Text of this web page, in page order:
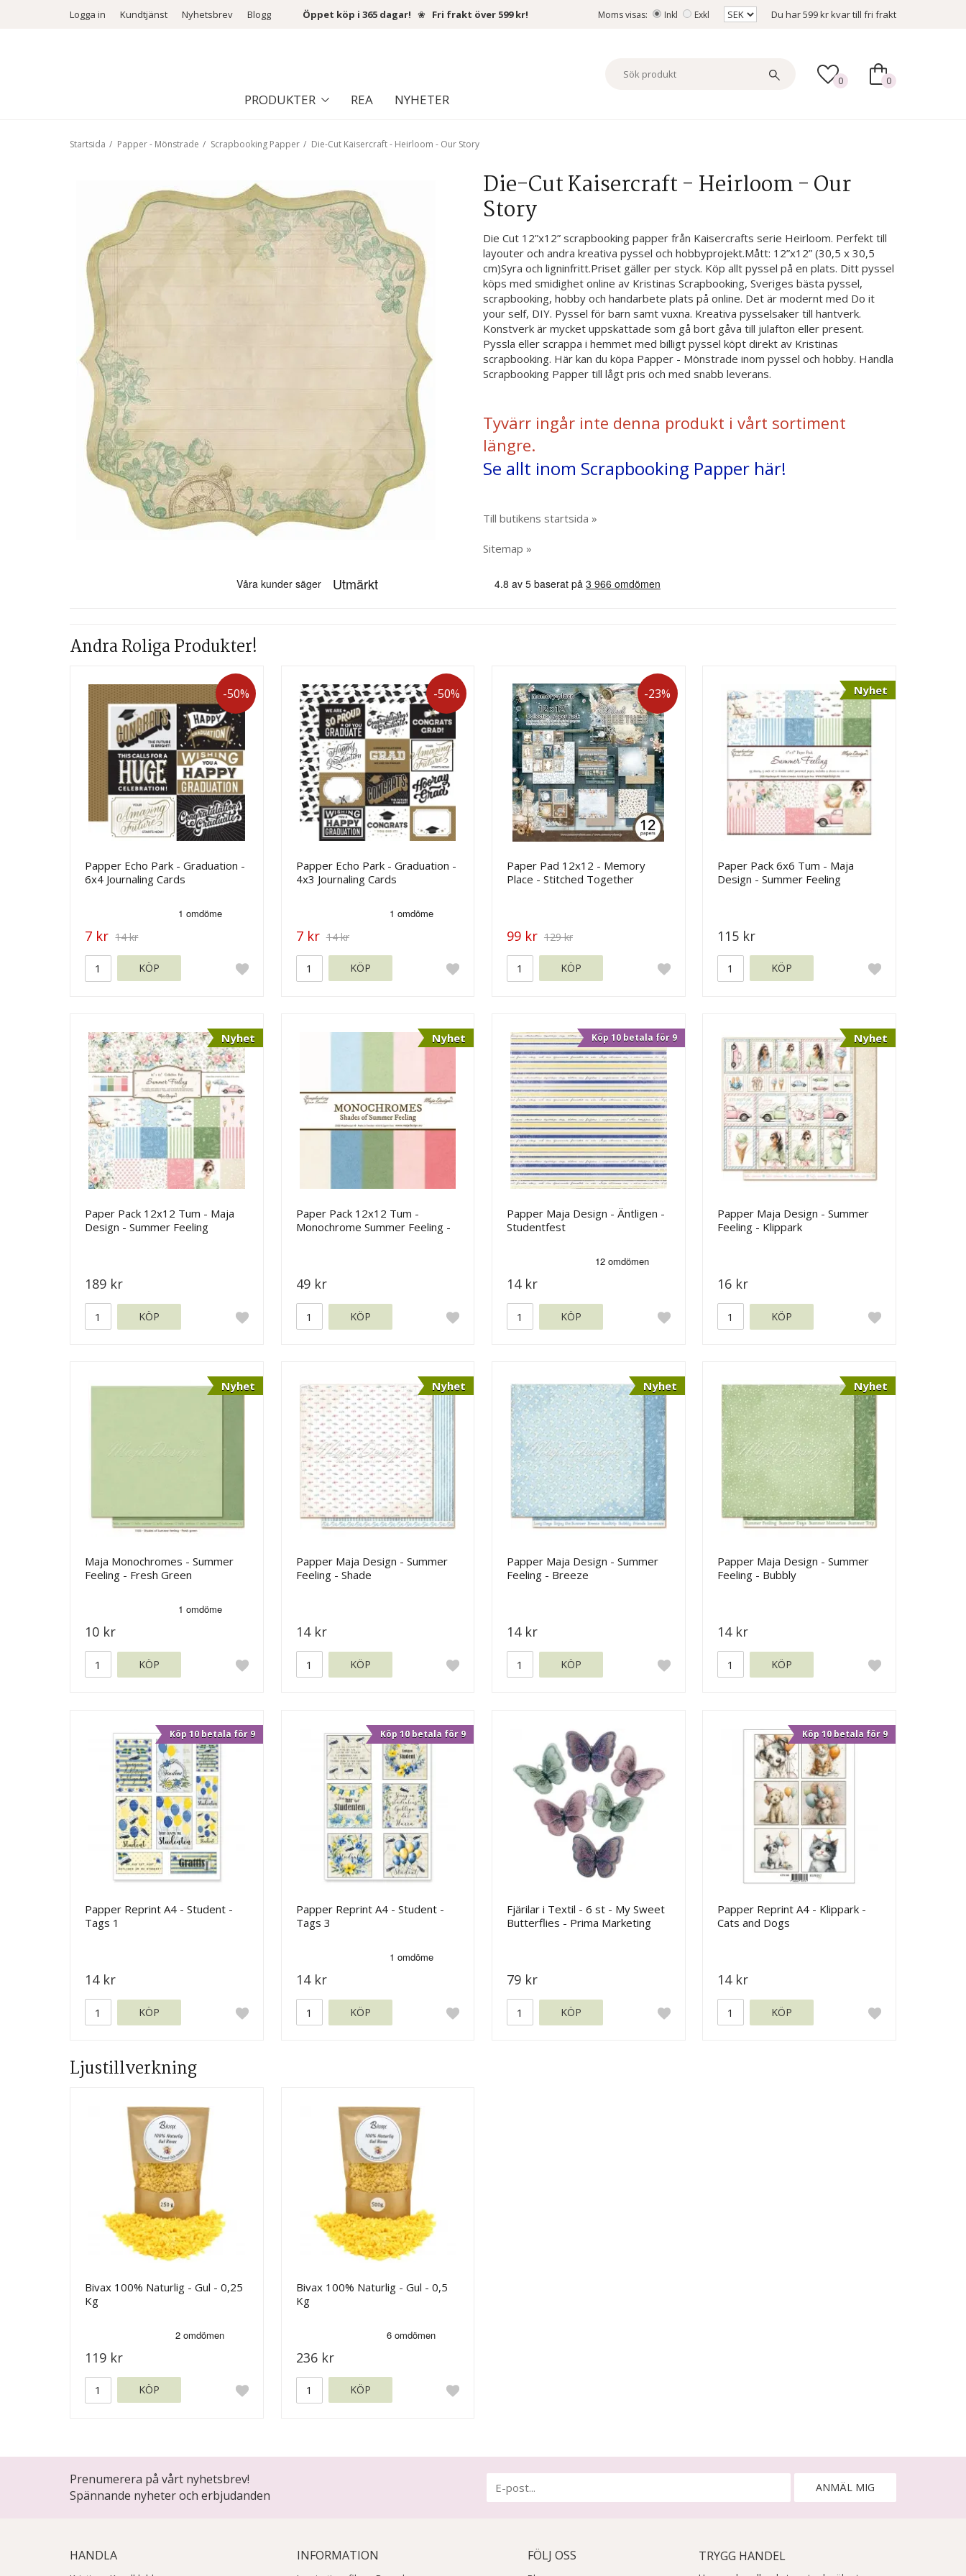
Logga in Kundtjänst Nyhetsbrev Blogg Öppet köp i 365 dagar! ❀ Fri frakt över 599 kr! Moms visas: Inkl Exkl Du har599 krkvar till fri frakt
PRODUKTER REA NYHETER
0 0
Startsida / Papper - Mönstrade / Scrapbooking Papper / Die-Cut Kaisercraft - Heirloom - Our Story
Die-Cut Kaisercraft - Heirloom - Our
Story
Die Cut 12”x12” scrapbooking papper från Kaisercrafts serie Heirloom. Perfekt till
layouter och andra kreativa pyssel och hobbyprojekt.Mått: 12”x12” (30,5 x 30,5
cm)Syra och ligninfritt.Priset gäller per styck. Köp allt pyssel på en plats. Ditt pyssel
köps med smidighet online av Kristinas Scrapbooking, Sveriges bästa pyssel,
scrapbooking, hobby och handarbete plats på online. Det är modernt med Do it
your self, DIY. Pyssel för barn samt vuxna. Kreativa pysselsaker till hantverk.
Konstverk är mycket uppskattade som gå bort gåva till julafton eller present.
Pyssla eller scrappa i hemmet med billigt pyssel köpt direkt av Kristinas
scrapbooking. Här kan du köpa Papper - Mönstrade inom pyssel och hobby. Handla
Scrapbooking Papper till lågt pris och med snabb leverans.
Tyvärr ingår inte denna produkt i vårt sortiment
längre.
Se allt inom Scrapbooking Papper här!
Till butikens startsida »
Sitemap »
Andra Roliga Produkter!
-50%
Papper Echo Park - Graduation -
6x4 Journaling Cards
7 kr 14 kr
KÖP
-50%
Papper Echo Park - Graduation -
4x3 Journaling Cards
7 kr 14 kr
KÖP
-23%
Paper Pad 12x12 - Memory
Place - Stitched Together
99 kr 129 kr
KÖP
Nyhet
Paper Pack 6x6 Tum - Maja
Design - Summer Feeling
115 kr
KÖP
Nyhet
Paper Pack 12x12 Tum - Maja
Design - Summer Feeling
189 kr
KÖP
Nyhet
Paper Pack 12x12 Tum -
Monochrome Summer Feeling -
49 kr
KÖP
Köp 10 betala för 9
Papper Maja Design - Äntligen -
Studentfest
14 kr
KÖP
Nyhet
Papper Maja Design - Summer
Feeling - Klippark
16 kr
KÖP
Nyhet
Maja Monochromes - Summer
Feeling - Fresh Green
10 kr
KÖP
Nyhet
Papper Maja Design - Summer
Feeling - Shade
14 kr
KÖP
Nyhet
Papper Maja Design - Summer
Feeling - Breeze
14 kr
KÖP
Nyhet
Papper Maja Design - Summer
Feeling - Bubbly
14 kr
KÖP
Köp 10 betala för 9
Papper Reprint A4 - Student -
Tags 1
14 kr
KÖP
Köp 10 betala för 9
Papper Reprint A4 - Student -
Tags 3
14 kr
KÖP
Fjärilar i Textil - 6 st - My Sweet
Butterflies - Prima Marketing
79 kr
KÖP
Köp 10 betala för 9
Papper Reprint A4 - Klippark -
Cats and Dogs
14 kr
KÖP
Ljustillverkning
Bivax 100% Naturlig - Gul - 0,25
Kg
119 kr
KÖP
Bivax 100% Naturlig - Gul - 0,5
Kg
236 kr
KÖP
Prenumerera på vårt nyhetsbrev!
Spännande nyheter och erbjudanden
ANMÄL MIG
HANDLA INFORMATION FÖLJ OSS TRYGG HANDEL